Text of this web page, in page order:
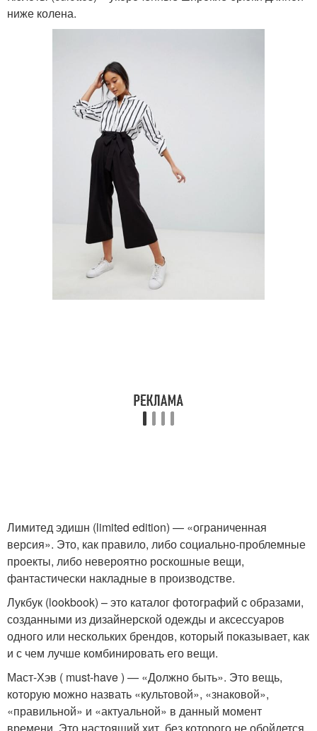
ниже колена.
Лимитед эдишн (limited edition) — «ограниченная
версия». Это, как правило, либо социально-проблемные
проекты, либо невероятно роскошные вещи,
фантастически накладные в производстве.
Лукбук (lookbook) – это каталог фотографий c образами,
созданными из дизайнерской одежды и аксессуаров
одного или нескольких брендов, который показывает, как
и с чем лучше комбинировать его вещи.
Маст-Хэв ( must-have ) — «Должно быть». Это вещь,
которую можно назвать «культовой», «знаковой»,
«правильной» и «актуальной» в данный момент
времени. Это настоящий хит, без которого не обойдется